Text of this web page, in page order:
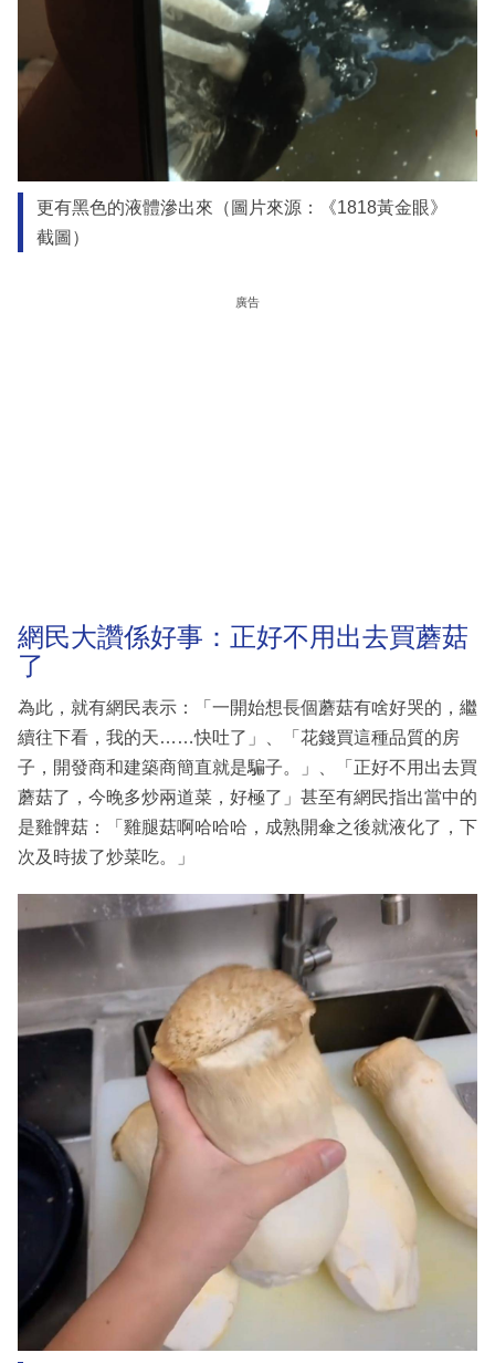
更有黑色的液體滲出來（圖片來源：《1818黃金眼》
截圖）
廣告
網民大讚係好事：正好不用出去買蘑菇
了
為此，就有網民表示：「一開始想長個蘑菇有啥好哭的，繼
續往下看，我的天……快吐了」、「花錢買這種品質的房
子，開發商和建築商簡直就是騙子。」、「正好不用出去買
蘑菇了，今晚多炒兩道菜，好極了」甚至有網民指出當中的
是雞髀菇：「雞腿菇啊哈哈哈，成熟開傘之後就液化了，下
次及時拔了炒菜吃。」